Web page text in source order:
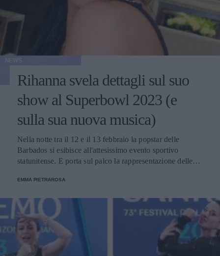
Rihanna svela dettagli sul suo
show al Superbowl 2023 (e
sulla sua nuova musica)
Nella notte tra il 12 e il 13 febbraio la popstar delle
Barbados si esibisce all'attesissimo evento sportivo
statunitense. E porta sul palco la rappresentazione delle
EMMA PIETRAROSA